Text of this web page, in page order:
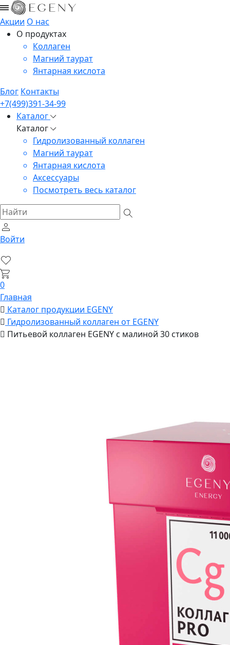
Акции О нас
О продуктах
Коллаген
Магний таурат
Янтарная кислота
Блог Контакты
+7(499)391-34-99
Каталог
Каталог
Гидролизованный коллаген
Магний таурат
Янтарная кислота
Аксессуары
Посмотреть весь каталог
Войти
0
Главная
Каталог продукции EGENY
Гидролизованный коллаген от EGENY
Питьевой коллаген EGENY с малиной 30 стиков